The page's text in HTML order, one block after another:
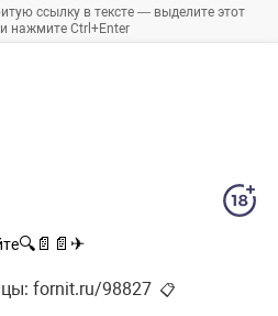
ссылку в тексте — выделите этот
нажмите Ctrl+Enter
🔍 📄 📄 ✈
fornit.ru/98827 📋